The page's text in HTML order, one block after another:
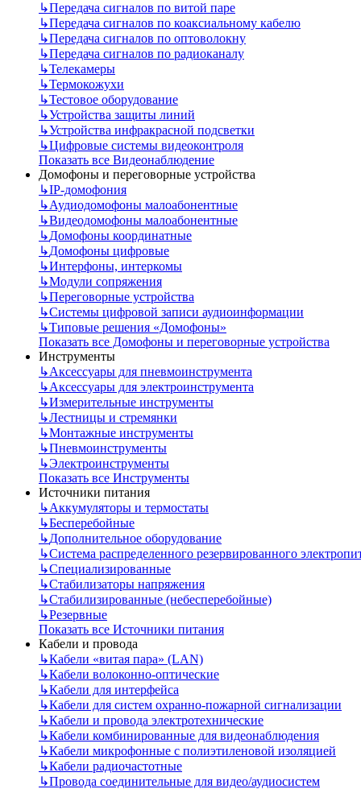
↳Передача сигналов по витой паре
↳Передача сигналов по коаксиальному кабелю
↳Передача сигналов по оптоволокну
↳Передача сигналов по радиоканалу
↳Телекамеры
↳Термокожухи
↳Тестовое оборудование
↳Устройства защиты линий
↳Устройства инфракрасной подсветки
↳Цифровые системы видеоконтроля
Показать все Видеонаблюдение
Домофоны и переговорные устройства
↳IP-домофония
↳Аудиодомофоны малоабонентные
↳Видеодомофоны малоабонентные
↳Домофоны координатные
↳Домофоны цифровые
↳Интерфоны, интеркомы
↳Модули сопряжения
↳Переговорные устройства
↳Системы цифровой записи аудиоинформации
↳Типовые решения «Домофоны»
Показать все Домофоны и переговорные устройства
Инструменты
↳Аксессуары для пневмоинструмента
↳Аксессуары для электроинструмента
↳Измерительные инструменты
↳Лестницы и стремянки
↳Монтажные инструменты
↳Пневмоинструменты
↳Электроинструменты
Показать все Инструменты
Источники питания
↳Аккумуляторы и термостаты
↳Бесперебойные
↳Дополнительное оборудование
↳Система распределенного резервированного
↳Специализированные
↳Стабилизаторы напряжения
↳Стабилизированные (небесперебойные)
↳Резервные
Показать все Источники питания
Кабели и провода
↳Кабели «витая пара» (LAN)
↳Кабели волоконно-оптические
↳Кабели для интерфейса
↳Кабели для систем охранно-пожарной сигнализации
↳Кабели и провода электротехнические
↳Кабели комбинированные для видеонаблюдения
↳Кабели микрофонные с полиэтиленовой изоляцией
↳Кабели радиочастотные
↳Провода соединительные для видео/аудиосистем